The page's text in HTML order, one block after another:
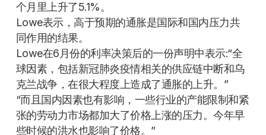
个月里上升了5.1%。
Lowe表示，高于预期的通胀是国际和国内压力共
同作用的结果。
Lowe在6月份的利率决策后的一份声明中表示:“全
球因素，包括新冠肺炎疫情相关的供应链中断和乌
克兰战争，在很大程度上造成了通胀的上升。”
“而且国内因素也有影响，一些行业的产能限制和紧
张的劳动力市场都加大了价格上涨的压力。今年早
些时候的洪水也影响了价格。”